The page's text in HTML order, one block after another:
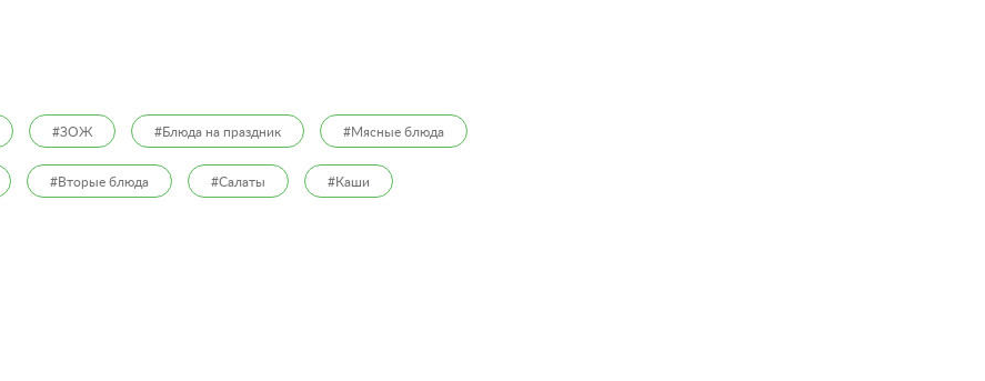
#ЗОЖ #Блюда на праздник #Мясные блюда
#Вторые блюда #Салаты #Каши